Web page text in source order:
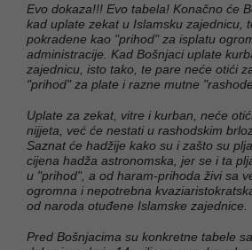
Evo dokaza!!! Evo tabela! Konačno će
kad uplate zekat u Islamsku zajednicu,
pokradene kao "prihod" za isplatu
administracije. Kad Bošnjaci uplate
zajednicu, isto tako, te pare neće otići
"prihod" za plate i razne mutne
Uplate za zekat, vitre i kurban, neće
nijjeta, već će nestati u rashodskim
Saznat će hadžije kako su i zašto su
cijena hadža astronomska, jer se i ta
u "prihod", a od haram-prihoda živi sa
ogromna i nepotrebna
od naroda otuđene Islamske zajednice.
Pred Bošnjacima su konkretne tabele